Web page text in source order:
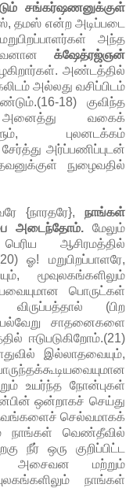
சங்கர்ஷணனுக்குள்
தமஸ் என்ற அடிப்படை
அந்த
க்ஷேத்ரஜ்ஞன்
அண்டத்தில்
அல்லது வசிப்பிடம்
18) குவிந்த
வகைக்
புலனடக்கம்
அர்ப்பணிப்புடன்
நுழைவதில்
{நாரதரே}, நாங்கள்
அடைந்தோம். மேலும்
ஆசிரமத்தில்
ஓ! மறுபிறப்பாளரே,
மூவுலகங்களிலும்
பொருட்கள்
(பிற
பல்வேறு சாதனைகளை
ஈடுபடுகிறோம்.(21)
இல்லாதவையும்,
உயர்ந்த நோன்புகள்
ஒன்றாகச் செய்து
தவங்களைச் செல்வமாகக்
நாங்கள் வெண்தீவில்
ஒரு குறிப்பிட்ட
அசைவன மற்றும்
நாங்கள்